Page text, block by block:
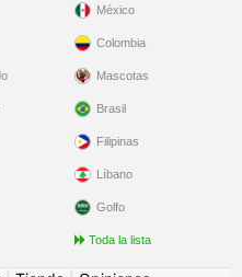
México
Colombia
Mascotas
Brasil
Filipinas
Líbano
Golfo
Toda la lista